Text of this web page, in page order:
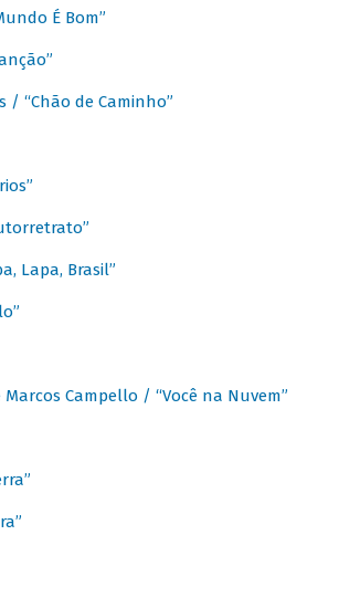
É Bom”
/ “Chão de Caminho”
Lapa, Brasil”
Campello / “Você na Nuvem”